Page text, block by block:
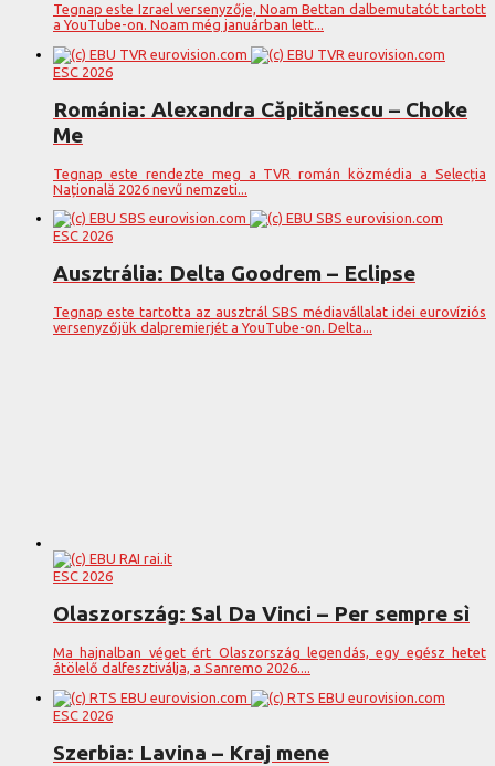
Tegnap este Izrael versenyzője, Noam Bettan dalbemutatót tartott
a YouTube-on. Noam még januárban lett...
ESC 2026
Románia: Alexandra Căpitănescu – Choke
Me
Tegnap este rendezte meg a TVR román közmédia a Selecția
Națională 2026 nevű nemzeti...
ESC 2026
Ausztrália: Delta Goodrem – Eclipse
Tegnap este tartotta az ausztrál SBS médiavállalat idei eurovíziós
versenyzőjük dalpremierjét a YouTube-on. Delta...
ESC 2026
Olaszország: Sal Da Vinci – Per sempre sì
Ma hajnalban véget ért Olaszország legendás, egy egész hetet
átölelő dalfesztiválja, a Sanremo 2026....
ESC 2026
Szerbia: Lavina – Kraj mene